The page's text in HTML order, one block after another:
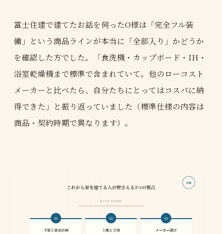
富士住建で建てたお話を伺ったO様は「完全フル装
備」という商品ラインが本当に「全部入り」かどうか
を確認した方でした。「食洗機・カップボード・IH・
浴室乾燥機まで標準で含まれていて。他のローコスト
メーカーと比べたら、自分たちにとってはコスパに納
得できた」と振り返っていました（標準仕様の内容は
商品・契約時期で異なります）。